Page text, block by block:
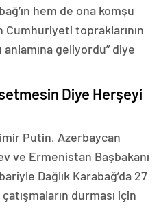
hem de ona komşu
topraklarının
geliyordu” diye
Diye Herşeyi
Putin, Azerbaycan
ve Ermenistan Başbakanı
Dağlık Karabağ’da 27
durması için